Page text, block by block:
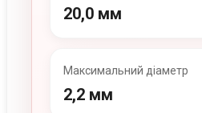
20,0 мм
Максимальний діаметр
2,2 мм